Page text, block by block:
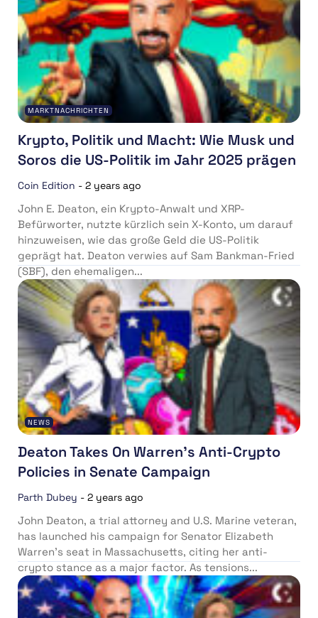
MARKTNACHRICHTEN
Krypto, Politik und Macht: Wie Musk und
Soros die US-Politik im Jahr 2025 prägen
Coin Edition - 2 years ago
John E. Deaton, ein Krypto-Anwalt und XRP-
Befürworter, nutzte kürzlich sein X-Konto, um darauf
hinzuweisen, wie das große Geld die US-Politik
geprägt hat. Deaton verwies auf Sam Bankman-Fried
(SBF), den ehemaligen...
NEWS
Deaton Takes On Warren’s Anti-Crypto
Policies in Senate Campaign
Parth Dubey - 2 years ago
John Deaton, a trial attorney and U.S. Marine veteran,
has launched his campaign for Senator Elizabeth
Warren’s seat in Massachusetts, citing her anti-
crypto stance as a major factor. As tensions...